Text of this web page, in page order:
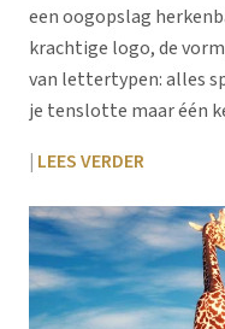
een oogopslag
krachtige logo, de
van lettertypen: alles
je tenslotte maar één
| LEES VERDER